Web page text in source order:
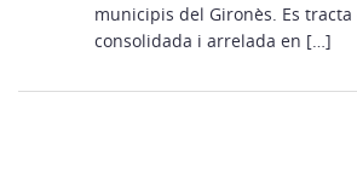
municipis del Gironès. Es tracta
consolidada i arrelada en […]